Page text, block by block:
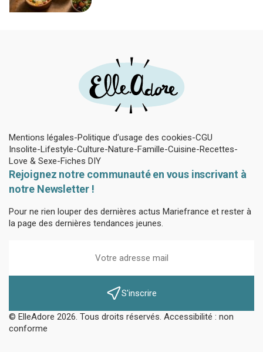
Mentions légales Politique d’usage des cookies CGU
Insolite Lifestyle Culture Nature Famille Cuisine Recettes
Love & Sexe Fiches DIY
Rejoignez notre communauté en vous inscrivant à
notre Newsletter !
Pour ne rien louper des dernières actus Mariefrance et rester à
la page des dernières tendances jeunes.
S'inscrire
© ElleAdore 2026. Tous droits réservés. Accessibilité : non
conforme